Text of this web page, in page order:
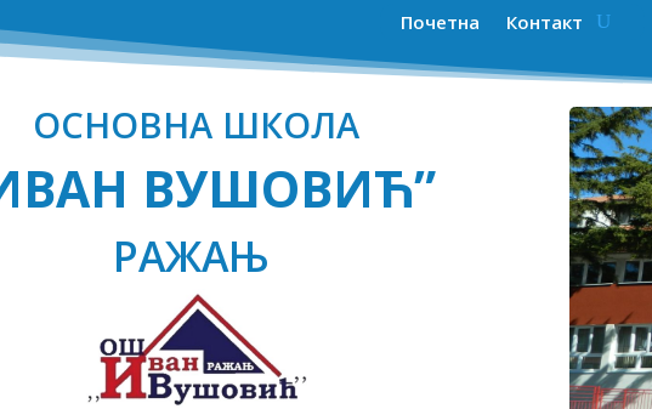
Почетна Контакт
ОСНОВНА ШКОЛА
ВУШОВИЋ”
РАЖАЊ